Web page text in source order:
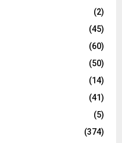
(2)
(45)
(60)
(50)
(14)
(41)
(5)
(374)